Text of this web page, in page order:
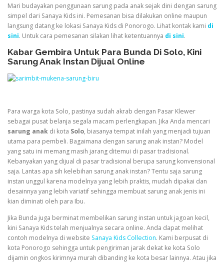
Mari budayakan penggunaan sarung pada anak sejak dini dengan sarung
simpel dari Sanaya Kids ini. Pemesanan bisa dilakukan online maupun
langsung datang ke lokasi Sanaya Kids di Ponorogo. Lihat kontak kami di
sini. Untuk cara pemesanan silakan lihat ketentuannya di sini.
Kabar Gembira Untuk Para Bunda Di Solo, Kini
Sarung Anak Instan Dijual Online
Para warga kota Solo, pastinya sudah akrab dengan Pasar Klewer
sebagai pusat belanja segala macam perlengkapan. Jika Anda mencari
sarung anak di kota Solo, biasanya tempat inilah yang menjadi tujuan
utama para pembeli. Bagaimana dengan sarung anak instan? Model
yang satu ini memang masih jarang ditemui di pasar tradisional.
Kebanyakan yang dijual di pasar tradisional berupa sarung konvensional
saja. Lantas apa sih kelebihan sarung anak instan? Tentu saja sarung
instan unggul karena modelnya yang lebih praktis, mudah dipakai dan
desainnya yang lebih variatif sehingga membuat sarung anak jenis ini
kian diminati oleh para Ibu.
Jika Bunda juga berminat membelikan sarung instan untuk jagoan kecil,
kini Sanaya Kids telah menjualnya secara online. Anda dapat melihat
contoh modelnya di website Sanaya Kids Collection. Kami berpusat di
kota Ponorogo sehingga untuk pengiriman jarak dekat ke kota Solo
dijamin ongkos kirimnya murah dibanding ke kota besar lainnya. Atau jika